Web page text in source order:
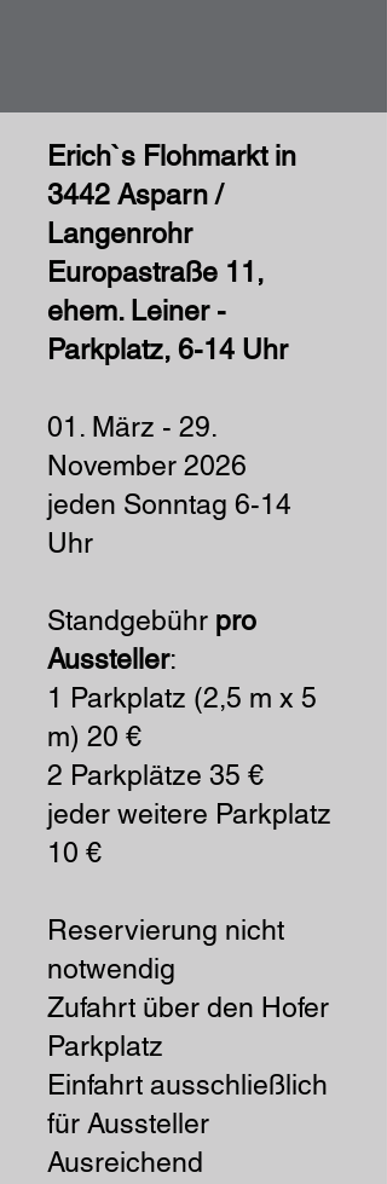
Erich`s Flohmarkt in
3442 Asparn /
Langenrohr
Europastraße 11,
ehem. Leiner -
Parkplatz, 6-14 Uhr
01. März - 29.
November 2026
jeden Sonntag 6-14
Uhr
Standgebühr pro
Aussteller:
1 Parkplatz (2,5 m x 5
m) 20 €
2 Parkplätze 35 €
jeder weitere Parkplatz
10 €
Reservierung nicht
notwendig
Zufahrt über den Hofer
Parkplatz
Einfahrt ausschließlich
für Aussteller
Ausreichend